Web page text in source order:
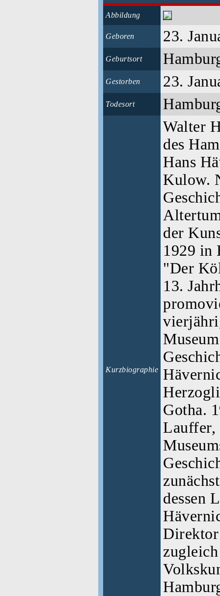
Abbildung
Geboren 23.
Geburtsort
Gestorben 23.
Todesort
Kurzbiographie
Walter
des
Hans
Kulow.
der
1929 in
"Der
13.
Gotha.
Lauffer,
dessen
Direktor